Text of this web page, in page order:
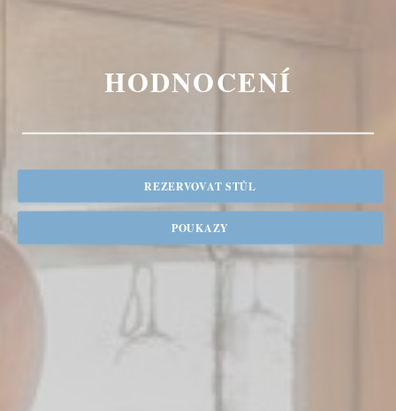
HODNOCENÍ
REZERVOVAT STŮL
POUKAZY